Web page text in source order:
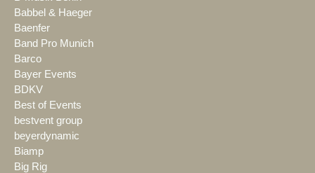
Babbel & Haeger
Baenfer
Band Pro Munich
Barco
Bayer Events
BDKV
Best of Events
bestvent group
beyerdynamic
Biamp
Big Rig